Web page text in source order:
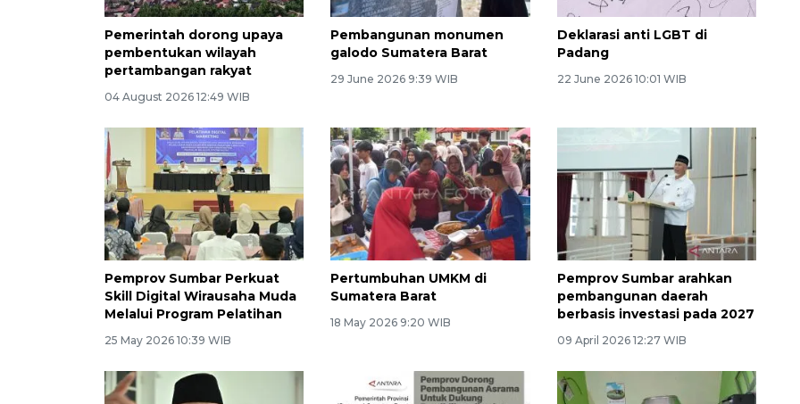
Pemerintah dorong upaya
pembentukan wilayah
pertambangan rakyat
04 August 2026 12:49 WIB
Pembangunan monumen
galodo Sumatera Barat
29 June 2026 9:39 WIB
Deklarasi anti LGBT di
Padang
22 June 2026 10:01 WIB
Pemprov Sumbar Perkuat
Skill Digital Wirausaha Muda
Melalui Program Pelatihan
25 May 2026 10:39 WIB
Pertumbuhan UMKM di
Sumatera Barat
18 May 2026 9:20 WIB
Pemprov Sumbar arahkan
pembangunan daerah
berbasis investasi pada 2027
09 April 2026 12:27 WIB